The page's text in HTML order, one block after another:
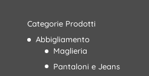
Categorie Prodotti
Abbigliamento
Maglieria
Pantaloni e Jeans